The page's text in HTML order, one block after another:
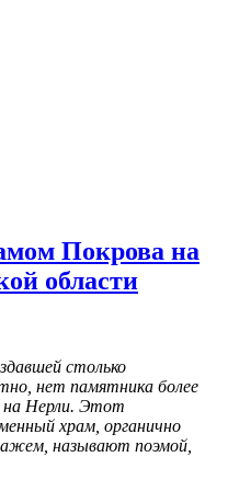
Покрова на
области
столько
нет памятника более
на Нерли. Этот
храм, органично
называют поэмой,